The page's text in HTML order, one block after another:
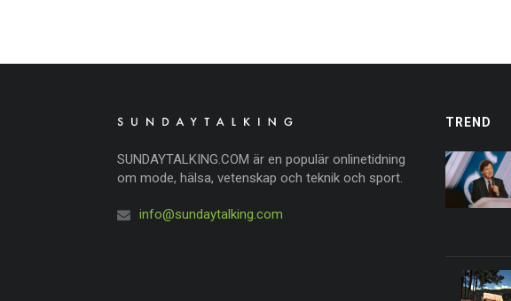
SUNDAYTALKING.COM är en populär onlinetidning
om mode, hälsa, vetenskap och teknik och sport.
info@sundaytalking.com
TREND